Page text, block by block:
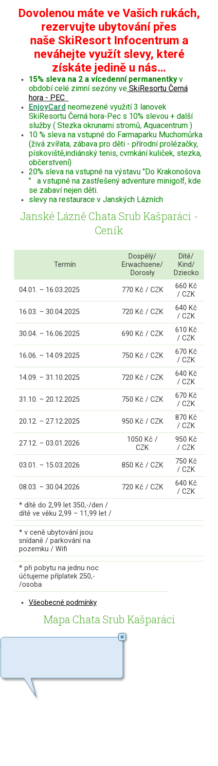
Dovolenou máte ve Vašich rukách,
rezervujte ubytování přes
naše SkiResort Infocentrum a
neváhejte využít slevy, které
získáte jedině u nás…
15% sleva na 2 a vícedenní permanentkyv
období celé zimní sezóny veSkiResortu Černá
hora - PEC
EnjoyCard neomezené využití 3 lanovek
SkiResortu Černá hora-Pec s 10% slevou + další
služby ( Stezka okrunami stromů, Aquacentrum )
10 % sleva na vstupné do Farmaparku Muchomůrka
(živá zvířata, zábava pro děti - přírodní prolézačky,
pískoviště,indiánský tenis, cvrnkání kuliček, stezka,
občerstvení)
20% sleva na vstupné na výstavu "Do Krakonošova
" a vstupné na zastřešený adventure minigolf, kde
se zabaví nejen děti.
slevy na restaurace v Janských Lázních
Janské Lázně Chata Srub Kašparáci -
Ceník
Termín
Dospělý/
Erwachsene/
Dorosły
Dítě/
Kind/
Dziecko
04.01. – 16.03.2025 770 Kč / CZK
660 Kč
/ CZK
16.03. – 30.04.2025 720 Kč / CZK
640 Kč
/ CZK
30.04. – 16.06.2025 690 Kč / CZK
610 Kč
/ CZK
16.06. – 14.09.2025 750 Kč / CZK
670 Kč
/ CZK
14.09. – 31.10.2025 720 Kč / CZK
640 Kč
/ CZK
31.10. – 20.12.2025 750 Kč / CZK
670 Kč
/ CZK
20.12. – 27.12.2025 950 Kč / CZK
870 Kč
/ CZK
27.12. – 03.01.2026
1050 Kč /
CZK
950 Kč
/ CZK
03.01. – 15.03.2026 850 Kč / CZK
750 Kč
/ CZK
08.03. – 30.04.2026 720 Kč / CZK
640 Kč
/ CZK
* dítě do 2,99 let 350,-/den /
dítě ve věku 2,99 – 11,99 let /
* v ceně ubytování jsou
snídaně / parkování na
pozemku / Wifi
* při pobytu na jednu noc
účtujeme příplatek 250,-
/osoba
Všeobecné podmínky
Mapa Chata Srub Kašparáci